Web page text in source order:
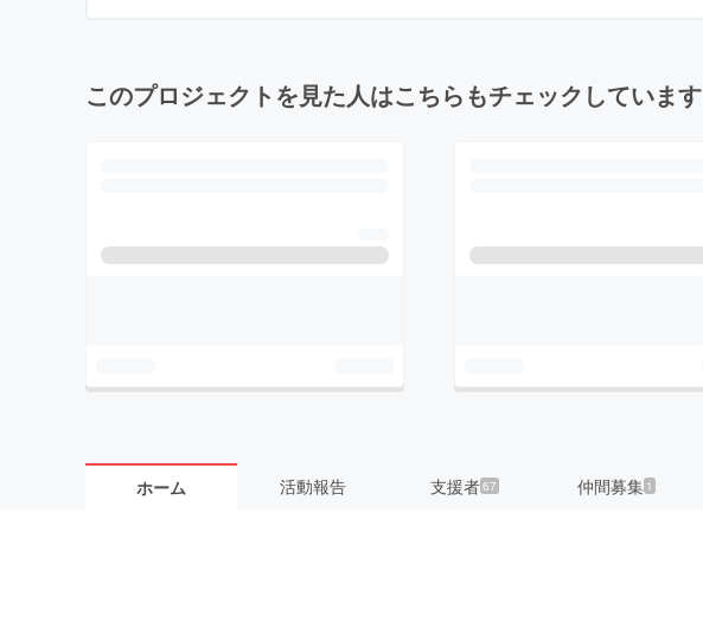
このプロジェクトを見た人はこちらもチェックしています
ホーム 活動報告 支援者67 仲間募集 1